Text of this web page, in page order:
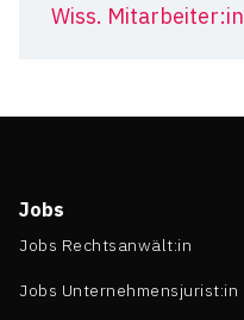
Wiss. Mitarbeiter:in
Jobs
Jobs Rechtsanwält:in
Jobs Unternehmensjurist:in